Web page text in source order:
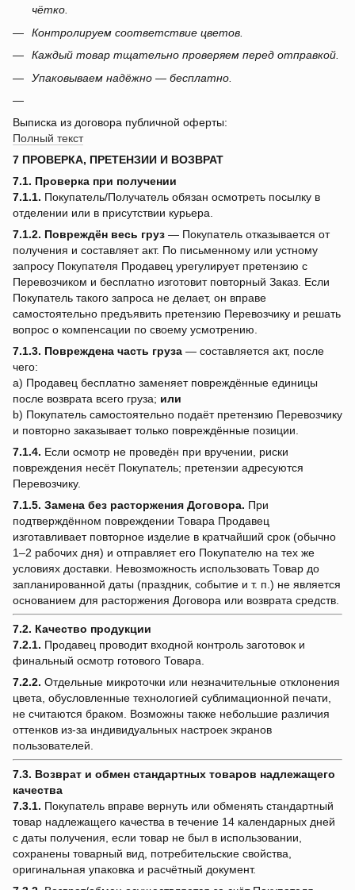
чётко.
Контролируем соответствие цветов.
Каждый товар тщательно проверяем перед отправкой.
Упаковываем надёжно — бесплатно.
Выписка из договора публичной оферты:
Полный текст
7 ПРОВЕРКА, ПРЕТЕНЗИИ И ВОЗВРАТ
7.1. Проверка при получении
7.1.1. Покупатель/Получатель обязан осмотреть посылку в
отделении или в присутствии курьера.
7.1.2. Повреждён весь груз — Покупатель отказывается от
получения и составляет акт. По письменному или устному
запросу Покупателя Продавец урегулирует претензию с
Перевозчиком и бесплатно изготовит повторный Заказ. Если
Покупатель такого запроса не делает, он вправе
самостоятельно предъявить претензию Перевозчику и решать
вопрос о компенсации по своему усмотрению.
7.1.3. Повреждена часть груза — составляется акт, после
чего:
a) Продавец бесплатно заменяет повреждённые единицы
после возврата всего груза; или
b) Покупатель самостоятельно подаёт претензию Перевозчику
и повторно заказывает только повреждённые позиции.
7.1.4. Если осмотр не проведён при вручении, риски
повреждения несёт Покупатель; претензии адресуются
Перевозчику.
7.1.5. Замена без расторжения Договора. При
подтверждённом повреждении Товара Продавец
изготавливает повторное изделие в кратчайший срок (обычно
1–2 рабочих дня) и отправляет его Покупателю на тех же
условиях доставки. Невозможность использовать Товар до
запланированной даты (праздник, событие и т. п.) не является
основанием для расторжения Договора или возврата средств.
7.2. Качество продукции
7.2.1. Продавец проводит входной контроль заготовок и
финальный осмотр готового Товара.
7.2.2. Отдельные микроточки или незначительные отклонения
цвета, обусловленные технологией сублимационной печати,
не считаются браком. Возможны также небольшие различия
оттенков из-за индивидуальных настроек экранов
пользователей.
7.3. Возврат и обмен стандартных товаров надлежащего
качества
7.3.1. Покупатель вправе вернуть или обменять стандартный
товар надлежащего качества в течение 14 календарных дней
с даты получения, если товар не был в использовании,
сохранены товарный вид, потребительские свойства,
оригинальная упаковка и расчётный документ.